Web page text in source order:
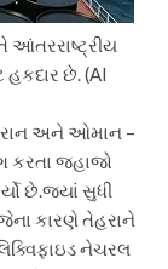
આંતરરાષ્ટ્રીય
હકદાર છે. (AI
અને ઓમાન –
કરતા જહાજો
છે.જ્યાં સુધી
કારણે તેહરાને
નેચરલ